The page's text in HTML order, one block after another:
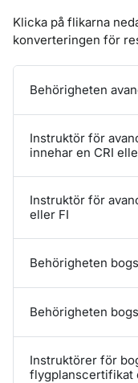
Klicka på flikarna
konverteringen för
Behörigheten
Instruktör för
innehar en CRI
Instruktör för
eller FI
Behörigheten
Behörigheten
Instruktörer för
flygplanscertifikat